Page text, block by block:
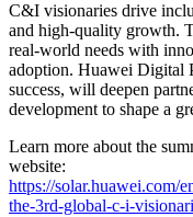
C&I visionaries drive
and high-quality growth.
real-world needs with
adoption. Huawei Digital
success, will deepen
development to shape a
Learn more about the
website:
https://solar.huawei.com/
the-3rd-global-c-i-